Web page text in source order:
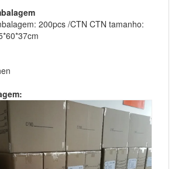
200pcs /CTN CTN tamanho: